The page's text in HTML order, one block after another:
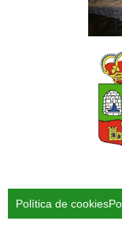
Política de cookies